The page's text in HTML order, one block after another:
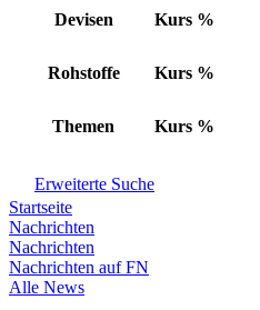
Devisen Kurs %
Rohstoffe Kurs %
Themen Kurs %
Erweiterte Suche
Startseite
Nachrichten
Nachrichten
Nachrichten auf FN
Alle News